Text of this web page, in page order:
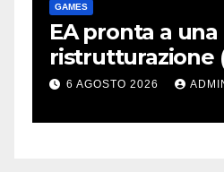
GAMES
EA pronta a una
ristrutturazione
licenziamenti)
6 AGOSTO 2026